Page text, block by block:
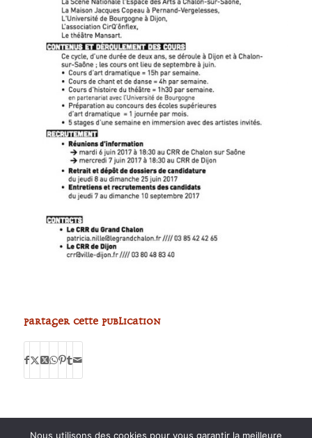
Partager cette publication
Nous utilisons des cookies pour vous garantir la meilleure